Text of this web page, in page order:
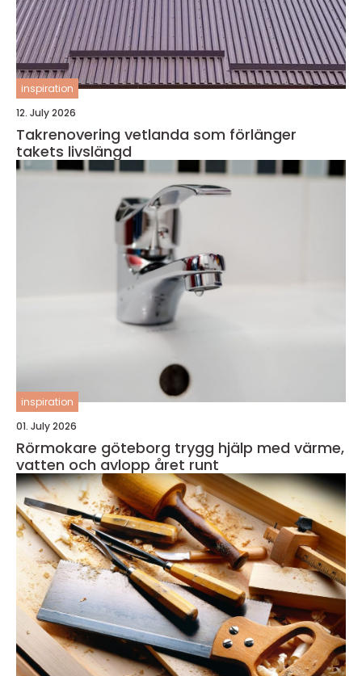
inspiration
12. July 2026
Takrenovering vetlanda som förlänger
takets livslängd
inspiration
01. July 2026
Rörmokare göteborg trygg hjälp med värme,
vatten och avlopp året runt